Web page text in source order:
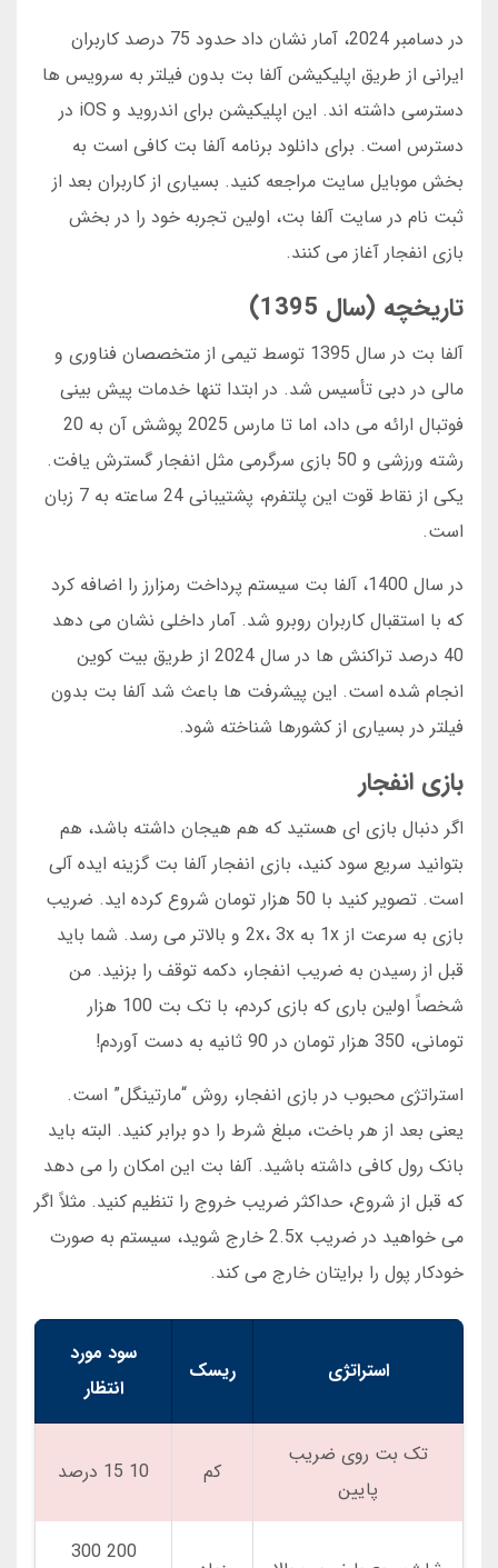
در دسامبر 2024، آمار نشان داد حدود 75 درصد کاربران
ایرانی از طریق اپلیکیشن آلفا بت بدون فیلتر به سرویس ها
دسترسی داشته اند. این اپلیکیشن برای اندروید و iOS در
دسترس است. برای دانلود برنامه آلفا بت کافی است به
بخش موبایل سایت مراجعه کنید. بسیاری از کاربران بعد از
ثبت نام در سایت آلفا بت، اولین تجربه خود را در بخش
بازی انفجار آغاز می کنند.
تاریخچه (سال 1395)
آلفا بت در سال 1395 توسط تیمی از متخصصان فناوری و
مالی در دبی تأسیس شد. در ابتدا تنها خدمات پیش بینی
فوتبال ارائه می داد، اما تا مارس 2025 پوشش آن به 20
رشته ورزشی و 50 بازی سرگرمی مثل انفجار گسترش یافت.
یکی از نقاط قوت این پلتفرم، پشتیبانی 24 ساعته به 7 زبان
است.
در سال 1400، آلفا بت سیستم پرداخت رمزارز را اضافه کرد
که با استقبال کاربران روبرو شد. آمار داخلی نشان می دهد
40 درصد تراکنش ها در سال 2024 از طریق بیت کوین
انجام شده است. این پیشرفت ها باعث شد آلفا بت بدون
فیلتر در بسیاری از کشورها شناخته شود.
بازی انفجار
اگر دنبال بازی ای هستید که هم هیجان داشته باشد، هم
بتوانید سریع سود کنید، بازی انفجار آلفا بت گزینه ایده آلی
است. تصویر کنید با 50 هزار تومان شروع کرده اید. ضریب
بازی به سرعت از 1x به 2x، 3x و بالاتر می رسد. شما باید
قبل از رسیدن به ضریب انفجار، دکمه توقف را بزنید. من
شخصاً اولین باری که بازی کردم، با تک بت 100 هزار
تومانی، 350 هزار تومان در 90 ثانیه به دست آوردم!
استراتژی محبوب در بازی انفجار، روش “مارتینگل” است.
یعنی بعد از هر باخت، مبلغ شرط را دو برابر کنید. البته باید
بانک رول کافی داشته باشید. آلفا بت این امکان را می دهد
که قبل از شروع، حداکثر ضریب خروج را تنظیم کنید. مثلاً اگر
می خواهید در ضریب 2.5x خارج شوید، سیستم به صورت
خودکار پول را برایتان خارج می کند.
استراتژی ریسک
سود مورد
انتظار
تک بت روی ضریب
پایین
کم 10 15 درصد
200 300